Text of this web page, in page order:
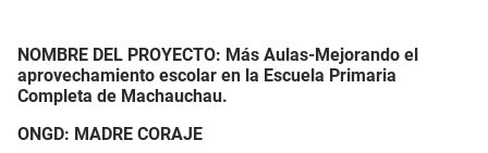
NOMBRE DEL PROYECTO: Más Aulas-Mejorando el
aprovechamiento escolar en la Escuela Primaria
Completa de Machauchau.
ONGD: MADRE CORAJE